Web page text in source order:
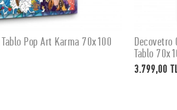
SEPETE EKLE
Pop Art Karma 70x100
Decovetro
Tablo
3.799,00